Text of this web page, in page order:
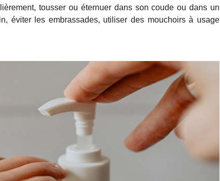
tousser ou éternuer dans son coude ou dans un
éviter les embrassades, utiliser des mouchoirs à usage